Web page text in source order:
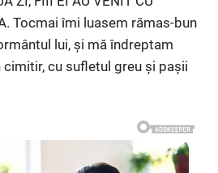
Tocmai îmi luasem rămas-bun
lui, și mă îndreptam
cu sufletul greu și pașii